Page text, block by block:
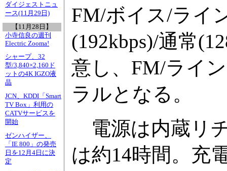
ダイジェストニュ
ース(11月29日)
【11月28日】
小寺信良の週刊
Electric Zooma!
シャープ、32
型/3,840×2,160ド
ットの4K IGZO液
晶
JCN、KDDI「Smart
TV Box」利用の
CATVサービスを
開始
ゼンハイザー、
「IE 800」の発売
日を12月4日に決
定
FM/ボイス/ライ
(192kbps)/通常
意し、FM/ライ
ラルとなる。
電源は内蔵リ
は約14時間。充